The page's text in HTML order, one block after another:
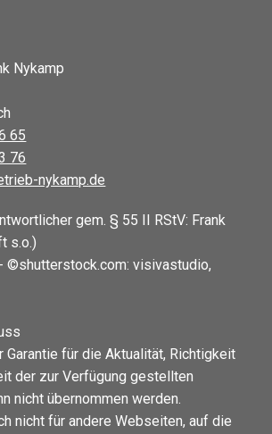
Nykamp
65
76
nykamp.de
gem. § 55 II RStV: Frank
s.o.)
©shutterstock.com: visivastudio,
Garantie für die Aktualität, Richtigkeit
der zur Verfügung gestellten
nicht übernommen werden.
nicht für andere Webseiten, auf die